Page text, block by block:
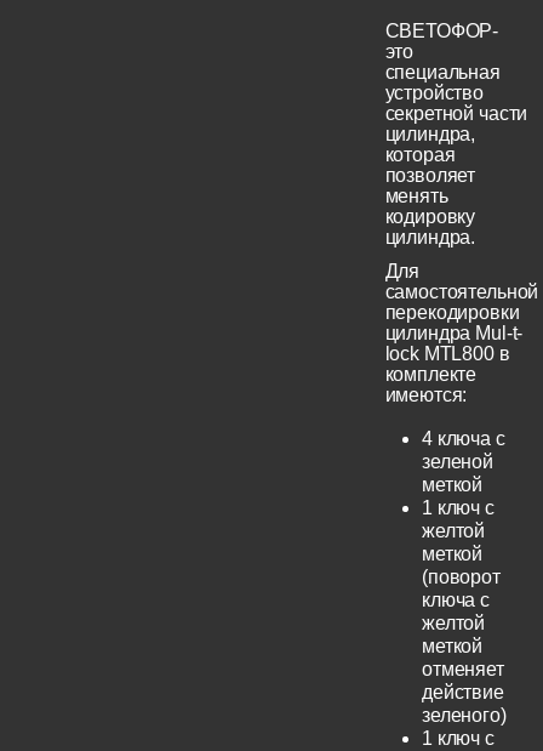
СВЕТОФОР-
это
специальная
устройство
секретной части
цилиндра,
которая
позволяет
менять
кодировку
цилиндра.
Для
самостоятельной
перекодировки
цилиндра Mul-t-
lock MTL800 в
комплекте
имеются:
4 ключа с
зеленой
меткой
1 ключ с
желтой
меткой
(поворот
ключа с
желтой
меткой
отменяет
действие
зеленого)
1 ключ с